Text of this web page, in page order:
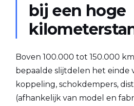
bij een hoge
Boven 100.000 tot 150.000
bepaalde slijtdelen het einde
koppeling, schokdempers,
(afhankelijk van model en